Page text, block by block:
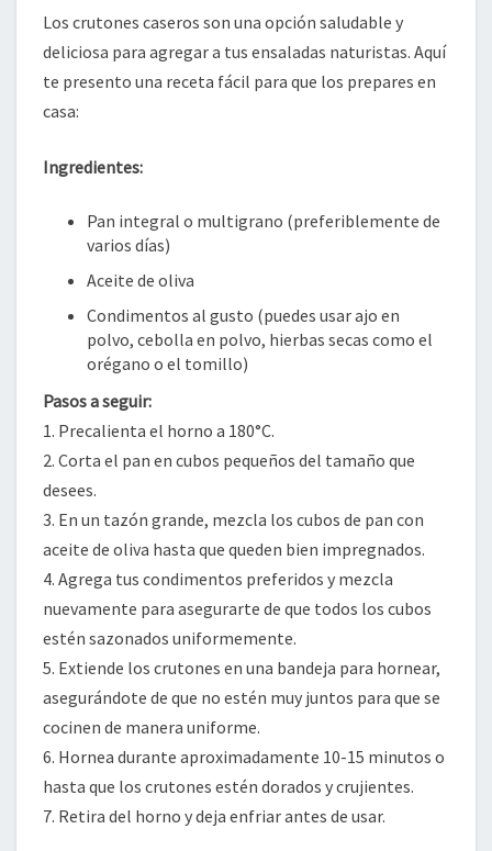
Los crutones caseros son una opción saludable y
deliciosa para agregar a tus ensaladas naturistas. Aquí
te presento una receta fácil para que los prepares en
casa:
Ingredientes:
Pan integral o multigrano (preferiblemente de
varios días)
Aceite de oliva
Condimentos al gusto (puedes usar ajo en
polvo, cebolla en polvo, hierbas secas como el
orégano o el tomillo)
Pasos a seguir:
1. Precalienta el horno a 180°C.
2. Corta el pan en cubos pequeños del tamaño que
desees.
3. En un tazón grande, mezcla los cubos de pan con
aceite de oliva hasta que queden bien impregnados.
4. Agrega tus condimentos preferidos y mezcla
nuevamente para asegurarte de que todos los cubos
estén sazonados uniformemente.
5. Extiende los crutones en una bandeja para hornear,
asegurándote de que no estén muy juntos para que se
cocinen de manera uniforme.
6. Hornea durante aproximadamente 10-15 minutos o
hasta que los crutones estén dorados y crujientes.
7. Retira del horno y deja enfriar antes de usar.